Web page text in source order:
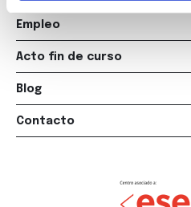
Empleo
Acto fin de curso
Blog
Contacto